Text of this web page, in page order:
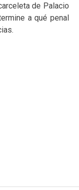
de Palacio
a qué penal